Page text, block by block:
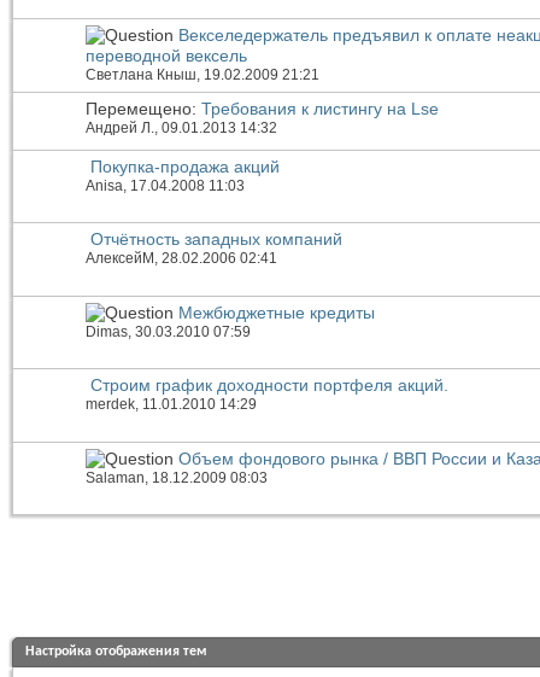
Векселедержатель предъявил к оплате
переводной вексель
Светлана Кныш, 19.02.2009 21:21
Перемещено: Требования к листингу на Lse
Андрей Л. , 09.01.2013 14:32
Покупка-продажа акций
Anisa , 17.04.2008 11:03
Отчётность западных компаний
АлексейМ , 28.02.2006 02:41
Межбюджетные кредиты
Dimas , 30.03.2010 07:59
Строим график доходности портфеля акций.
merdek, 11.01.2010 14:29
Объем фондового рынка / ВВП России и
Salaman , 18.12.2009 08:03
Настройка отображения тем